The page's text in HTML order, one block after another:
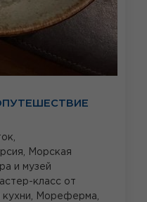
Морская
и музей
класс от
Мореферма,